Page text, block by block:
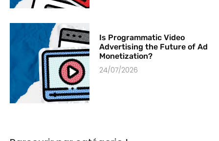
Is Programmatic Video
Advertising the Future of Ad
Monetization?
24/07/2026